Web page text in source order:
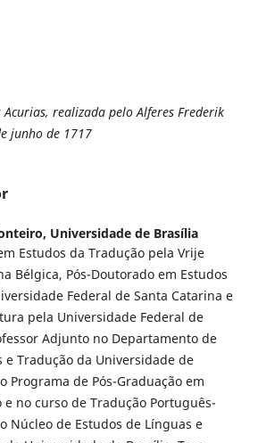
realizada pelo Alferes Frederik
junho de 1717
Universidade de Brasília
Estudos da Tradução pela Vrije
Bélgica, Pós-Doutorado em Estudos
Federal de Santa Catarina e
pela Universidade Federal de
Adjunto no Departamento de
e Tradução da Universidade de
Programa de Pós-Graduação em
e no curso de Tradução Português-
Núcleo de Estudos de Línguas e